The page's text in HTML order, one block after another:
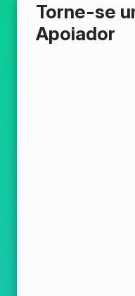
Torne-se
Apoiador